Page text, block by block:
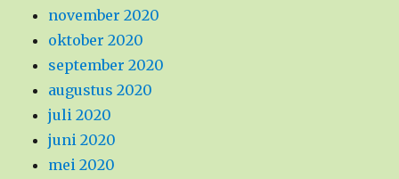
november 2020
oktober 2020
september 2020
augustus 2020
juli 2020
juni 2020
mei 2020